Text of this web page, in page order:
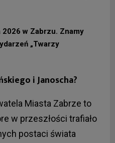
w Zabrzu. Znamy
„Twarzy
i Janoscha?
Miasta Zabrze to
w przeszłości trafiało
postaci świata